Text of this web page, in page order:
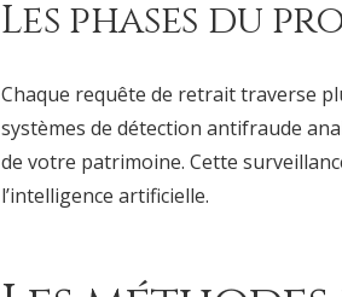
Les phases du
Chaque requête de retrait traverse
systèmes de détection antifraude
de votre patrimoine. Cette
l’intelligence artificielle.